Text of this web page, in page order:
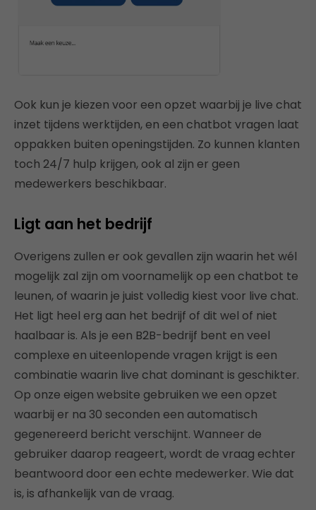
Ook kun je kiezen voor een opzet waarbij je live chat
inzet tijdens werktijden, en een chatbot vragen laat
oppakken buiten openingstijden. Zo kunnen klanten
toch 24/7 hulp krijgen, ook al zijn er geen
medewerkers beschikbaar.
Ligt aan het bedrijf
Overigens zullen er ook gevallen zijn waarin het wél
mogelijk zal zijn om voornamelijk op een chatbot te
leunen, of waarin je juist volledig kiest voor live chat.
Het ligt heel erg aan het bedrijf of dit wel of niet
haalbaar is. Als je een B2B-bedrijf bent en veel
complexe en uiteenlopende vragen krijgt is een
combinatie waarin live chat dominant is geschikter.
Op onze eigen website gebruiken we een opzet
waarbij er na 30 seconden een automatisch
gegenereerd bericht verschijnt. Wanneer de
gebruiker daarop reageert, wordt de vraag echter
beantwoord door een echte medewerker. Wie dat
is, is afhankelijk van de vraag.